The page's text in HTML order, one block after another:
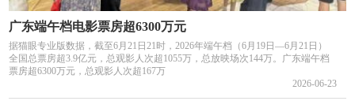
广东端午档电影票房超6300万元
据猫眼专业版数据，截至6月21日21时，2026年端午档（6月19日—6月21日）
全国总票房超3.9亿元，总观影人次超1055万，总放映场次144万。广东端午档
票房超6300万元，总观影人次超167万
2026-06-23